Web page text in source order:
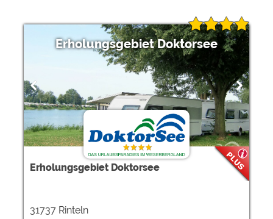
Erholungsgebiet Doktorsee
Erholungsgebiet Doktorsee
31737 Rinteln